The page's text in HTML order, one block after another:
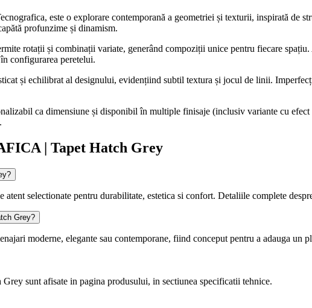
este o explorare contemporană a geometriei și texturii, inspirată de
profunzime și dinamism.
rotații și combinații variate, generând compoziții unice pentru fiecare
configurarea peretelui.
și echilibrat al designului, evidențiind subtil textura și jocul de linii.
ca dimensiune și disponibil în multiple finisaje (inclusiv variante cu
| Tapet Hatch Grey
selectionate pentru durabilitate, estetica si confort. Detaliile complete
Grey?
moderne, elegante sau contemporane, fiind conceput pentru a adauga un
sunt afisate in pagina produsului, in sectiunea specificatii tehnice.